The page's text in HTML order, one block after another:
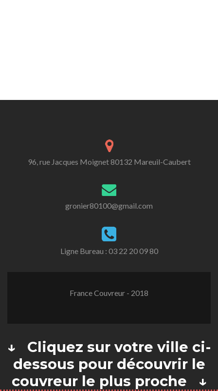
96, rue Jacques Moignet 80132 Mareuil-Caubert
gronier80100@gmail.com
Ligne Bureau : 03 22 20 09 80
France Couvreur - 2018
↓ Cliquez sur votre ville ci-
dessous pour découvrir le
couvreur le plus proche ↓